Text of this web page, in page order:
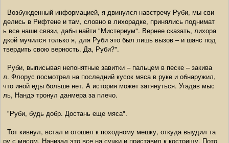
Возбужденный информацией, я двинулся навстречу Руби, мы сви
делись в Рифтене и там, словно в лихорадке, принялись поднимат
ь все наши связи, дабы найти "Мистериум". Вернее сказать, лихора
дкой мучился только я, для Руби это был лишь вызов – и шанс под
твердить свою верность. Да, Руби?".
Руби, выписывая непонятные завитки – пальцем в песке – закива
л. Флорус посмотрел на последний кусок мяса в руке и обнаружил,
что иной еды больше нет. А история может затянуться. Угадав мыс
ль, Нандэ тронул данмера за плечо.
"Руби, будь добр. Достань еще мяса".
Тот кивнул, встал и отошел к походному мешку, откуда выудил та
ру с мясом. Нанизал это все на сучки и приставил к кострищу. Пото